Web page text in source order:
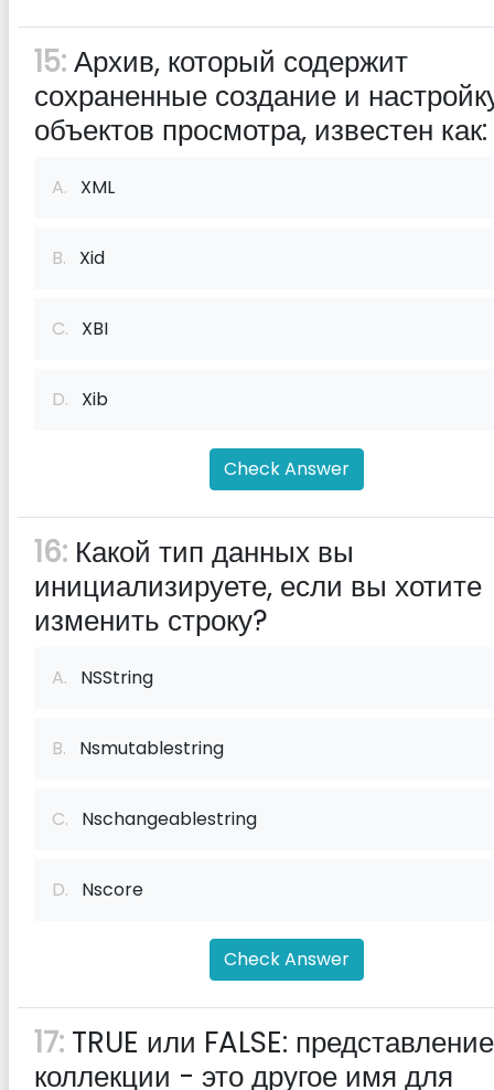
15:Архив, который содержит
сохраненные создание и
объектов просмотра, известен как:
A. XML
B. Xid
C. XBI
D. Xib
Check Answer
16: Какой тип данных вы
инициализируете, если вы хотите
изменить строку?
A. NSString
B. Nsmutablestring
C. Nschangeablestring
D. Nscore
Check Answer
17: TRUE или FALSE: представление
коллекции - это другое имя для